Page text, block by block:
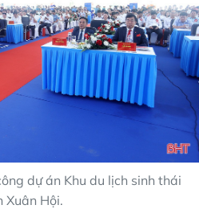
dự án Khu du lịch sinh thái
Xuân Hội.